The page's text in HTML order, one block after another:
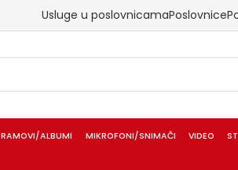
Usluge u poslovnicamaPoslovnice
RAMOVI/ALBUMI MIKROFONI/SNIMAČI VIDEO